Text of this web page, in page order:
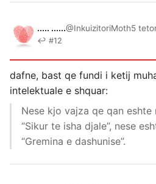
..... ......@InkuizitoriMoth5
↩ #12
dafne, bast qe fundi i ketij
intelektuale e shquar:
Nese kjo vajza qe qan eshte
“Sikur te isha djale”, nese
“Gremina e dashunise”.